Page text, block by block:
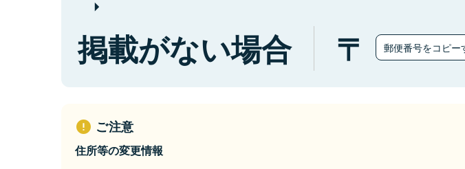
掲載がない場合 郵便番号をコピー
ご注意
住所等の変更情報